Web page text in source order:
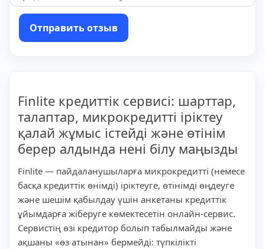
Отправить отзыв
Finlite кредиттік сервисі: шарттар,
талаптар, микрокредитті іріктеу
қалай жұмыс істейді және өтінім
берер алдында нені білу маңызды
Finlite — пайдаланушыларға микрокредитті (немесе
басқа кредиттік өнімді) іріктеуге, өтінімді өңдеуге
және шешім қабылдау үшін анкетаны кредиттік
ұйымдарға жіберуге көмектесетін онлайн-сервис.
Сервистің өзі кредитор болып табылмайды және
ақшаны «өз атынан» бермейді: түпкілікті